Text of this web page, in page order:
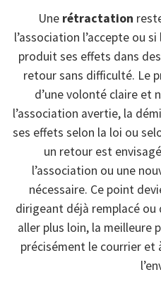
Une rétractation
l’association l’accepte ou
produit ses effets dans
retour sans difficulté. Le
d’une volonté claire et
l’association avertie, la
ses effets selon la loi ou
un retour est
l’association ou une
nécessaire. Ce point
dirigeant déjà remplacé ou
aller plus loin, la meilleure
précisément le courrier